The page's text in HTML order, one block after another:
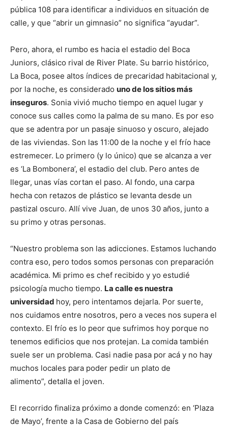
pública 108 para identificar a individuos en situación de
calle, y que “abrir un gimnasio” no significa “ayudar”.
Pero, ahora, el rumbo es hacia el estadio del Boca
Juniors, clásico rival de River Plate. Su barrio histórico,
La Boca, posee altos índices de precaridad habitacional y,
por la noche, es considerado uno de los sitios más
inseguros. Sonia vivió mucho tiempo en aquel lugar y
conoce sus calles como la palma de su mano. Es por eso
que se adentra por un pasaje sinuoso y oscuro, alejado
de las viviendas. Son las 11:00 de la noche y el frío hace
estremecer. Lo primero (y lo único) que se alcanza a ver
es ‘La Bombonera’, el estadio del club. Pero antes de
llegar, unas vías cortan el paso. Al fondo, una carpa
hecha con retazos de plástico se levanta desde un
pastizal oscuro. Allí vive Juan, de unos 30 años, junto a
su primo y otras personas.
“Nuestro problema son las adicciones. Estamos luchando
contra eso, pero todos somos personas con preparación
académica. Mi primo es chef recibido y yo estudié
psicología mucho tiempo. La calle es nuestra
universidad hoy, pero intentamos dejarla. Por suerte,
nos cuidamos entre nosotros, pero a veces nos supera el
contexto. El frío es lo peor que sufrimos hoy porque no
tenemos edificios que nos protejan. La comida también
suele ser un problema. Casi nadie pasa por acá y no hay
muchos locales para poder pedir un plato de
alimento”, detalla el joven.
El recorrido finaliza próximo a donde comenzó: en ‘Plaza
de Mayo’, frente a la Casa de Gobierno del país